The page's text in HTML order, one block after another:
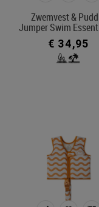
Zwemvest &
Jumper Swim
€ 34,95